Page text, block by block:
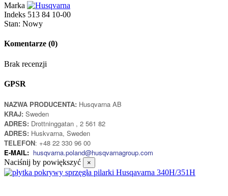
Marka
Indeks 513 84 10-00
Stan: Nowy
Komentarze (0)
Brak recenzji
GPSR
NAZWA PRODUCENTA: Husqvarna AB
KRAJ: Sweden
ADRES: Drottninggatan , 2 561 82
ADRES: Huskvarna, Sweden
TELEFON: +48 22 330 96 00
E-MAIL: husqvarna.poland@husqvarnagroup.com
Naciśnij by powiększyć ×